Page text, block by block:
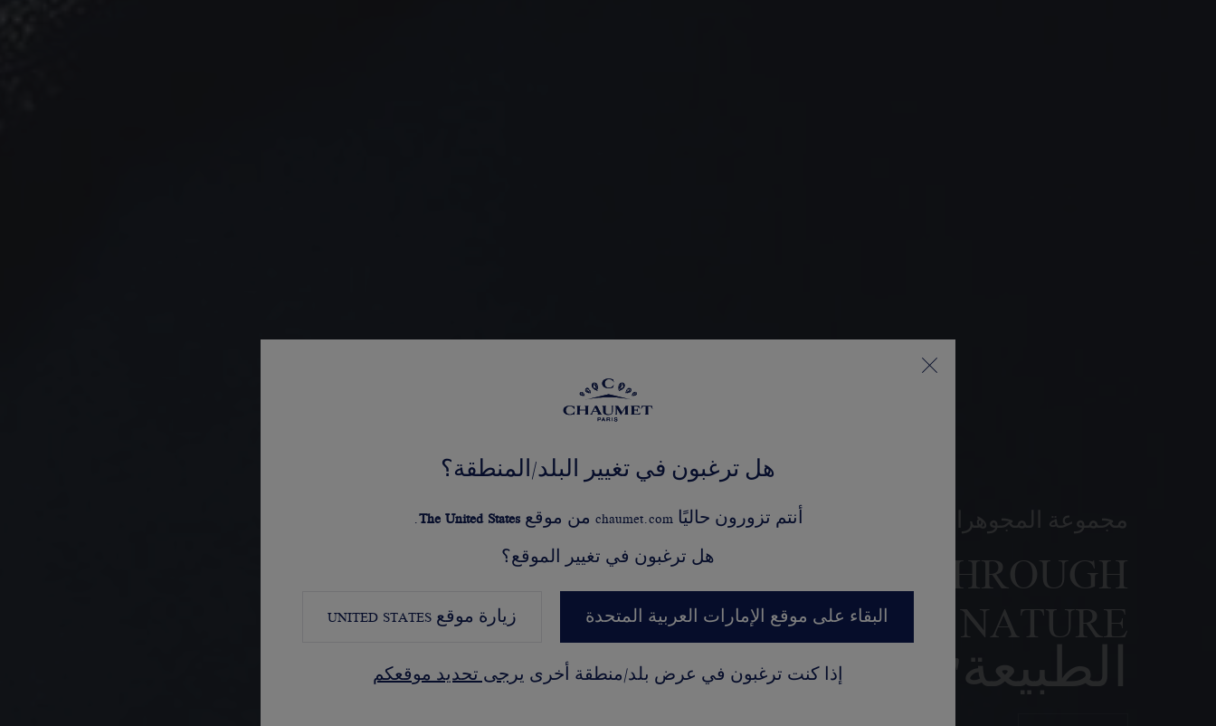
هل ترغبون في تغيير البلد/المنطقة؟
أنتم تزورون حاليًا chaumet.com من موقع TheUnited States
.
هل ترغبون في تغيير الموقع؟
البقاء على موقع الإمارات العربية المتحدة زيارة موقع UNITED STATES
إذا كنت ترغبون في عرض بلد/منطقة أخرى يرجى تحديد موقعكم
مجموعة المجوهرات الراقية الموضوعية
A JOURNEY THROUGH
NATURE "رحلة عبر
الطبيعة"